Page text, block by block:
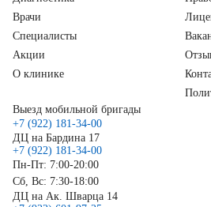
Врачи
Специалисты
Акции
О клинике
Выезд мобильной бригады
+7 (922) 181-34-00
ДЦ на Бардина 17
+7 (922) 181-34-00
Пн-Пт: 7:00-20:00
Сб, Вс: 7:30-18:00
ДЦ на Ак. Шварца 14